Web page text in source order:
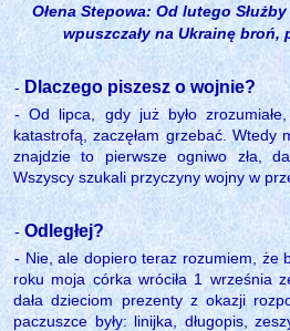
Ołena Stepowa: Od lutego
wpuszczały na Ukrainę broń,
-Dlaczego piszesz o wojnie?
- Od lipca, gdy już było
katastrofą, zaczęłam grzebać. Wtedy
znajdzie to pierwsze ogniwo zła,
Wszyscy szukali przyczyny wojny w
- Odległej?
- Nie, ale dopiero teraz rozumiem, że
roku moja córka wróciła 1 września
dała dzieciom prezenty z okazji
paczuszce były: linijka, długopis,